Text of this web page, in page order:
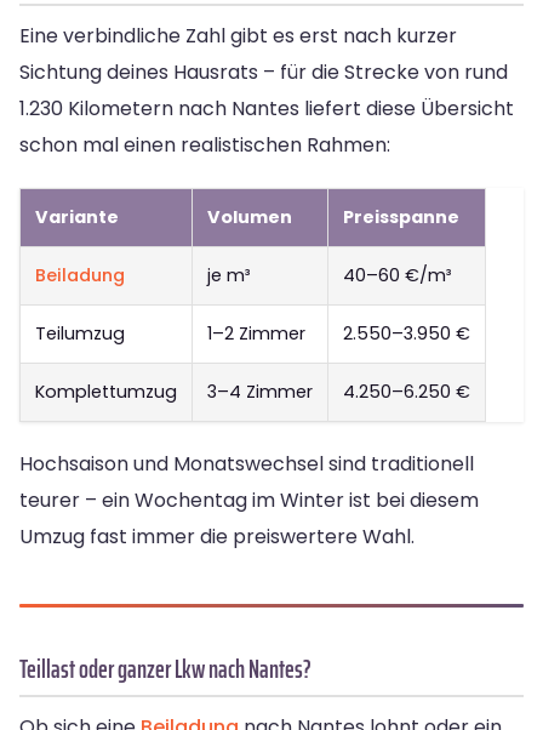
Eine verbindliche Zahl gibt es erst nach kurzer
Sichtung deines Hausrats – für die Strecke von rund
1.230 Kilometern nach Nantes liefert diese Übersicht
schon mal einen realistischen Rahmen:
Variante Volumen Preisspanne
Beiladung je m³ 40–60 €/m³
Teilumzug 1–2 Zimmer 2.550–3.950 €
Komplettumzug 3–4 Zimmer 4.250–6.250 €
Hochsaison und Monatswechsel sind traditionell
teurer – ein Wochentag im Winter ist bei diesem
Umzug fast immer die preiswertere Wahl.
Teillast oder ganzer Lkw nach Nantes?